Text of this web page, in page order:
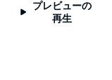
プレビューの
再生